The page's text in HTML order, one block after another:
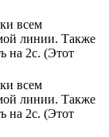
всем
линии. Также
на 2с. (Этот
всем
линии. Также
на 2с. (Этот